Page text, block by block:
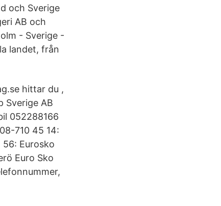
och Sverige
AB och
- Sverige -
landet, från
hittar du ,
Sverige AB
052288166
710 45 14:
56: Eurosko
Euro Sko